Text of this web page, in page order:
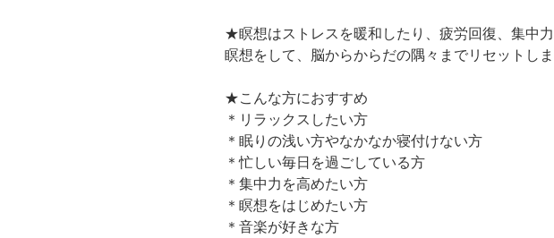
★瞑想はストレスを暖和したり、疲労回復、集中
瞑想をして、脳からからだの隅々までリセットしま
★こんな方におすすめ
＊リラックスしたい方
＊眠りの浅い方やなかなか寝付けない方
＊忙しい毎日を過ごしている方
＊集中力を高めたい方
＊瞑想をはじめたい方
​＊音楽が好きな方